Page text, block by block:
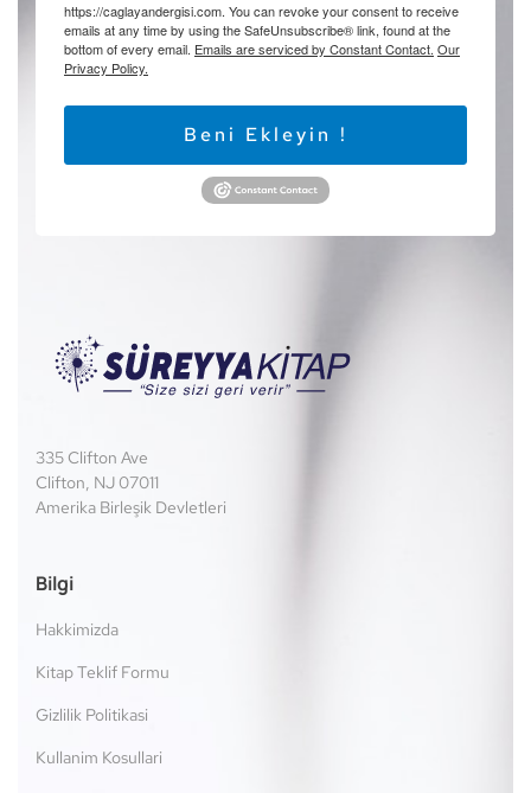
https://caglayandergisi.com. You can revoke your consent to receive
emails at any time by using the SafeUnsubscribe® link, found at the
bottom of every email. Emails are serviced by Constant Contact. Our
Privacy Policy.
Beni Ekleyin !
335 Clifton Ave
Clifton, NJ 07011
Amerika Birleşik Devletleri
Bilgi
Hakkimizda
Kitap Teklif Formu
Gizlilik Politikasi
Kullanim Kosullari